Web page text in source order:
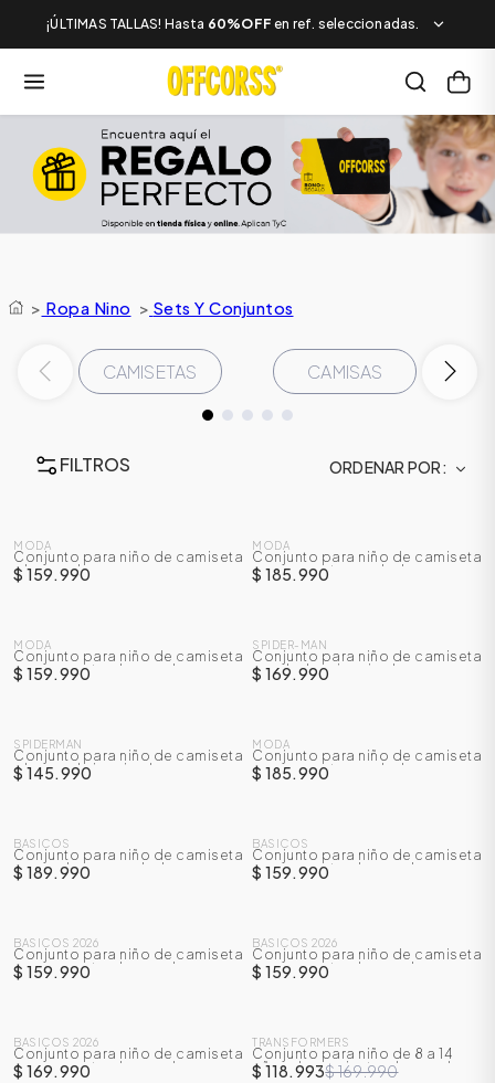
¡ÚLTIMAS TALLAS! Hasta 60%OFF en ref. seleccionadas.
> Ropa Nino > Sets Y Conjuntos
CAMISETAS CAMISAS
FILTROS ORDENAR POR
MODA
Conjunto para niño de camiseta
+ bermuda
$ 159.990
MODA
Conjunto para niño de camiseta
manga corta + sudadera
$ 185.990
MODA
Conjunto para niño de camiseta
manga corta + bermuda
$ 159.990
SPIDER-MAN
Conjunto para niño de camiseta
+ sudadera inspirado en
Spider-Man
$ 169.990
SPIDERMAN
Conjunto para niño de camiseta
+ bermuda inspirado en
Spiderman
$ 145.990
MODA
Conjunto para niño de camiseta
manga corta + sudadera
$ 185.990
BASICOS
Conjunto para niño de camiseta
manga larga + sudadera
$ 189.990
BASICOS
Conjunto para niño de camiseta
manga corta + bermuda
$ 159.990
BASICOS 2026
Conjunto para niño de camiseta
manga corta + bermuda
$ 159.990
BASICOS 2026
Conjunto para niño de camiseta
manga corta + bermuda
$ 159.990
BASICOS 2026
Conjunto para niño de camiseta
manga corta + bermuda
$ 169.990
-30%
TRANSFORMERS
Conjunto para niño de 8 a 14
años de camiseta + bermuda
$ 118.993$ 169.990